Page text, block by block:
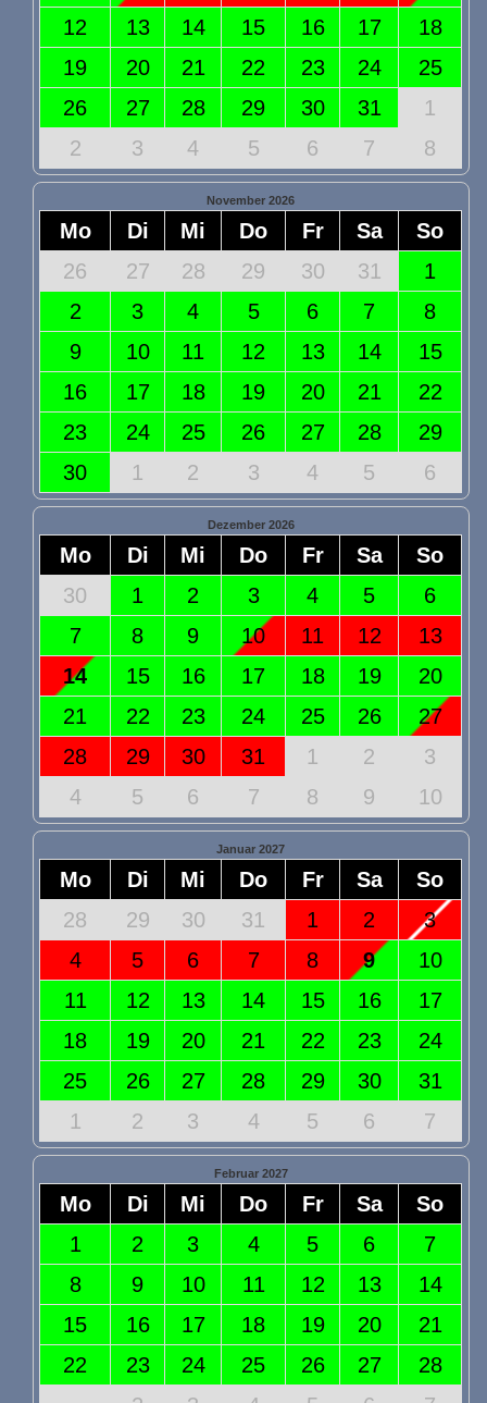
12 13 14 15 16 17
18
19
20 21 22 23 24
25
26
27 28 29 30 31
1
2
3 4 5 6 7 8
November 2026
Mo Di Mi Do Fr Sa
So
26
27 28 29 30 31
1
2
3 4 5 6 7
8
9
10 11 12 13 14
15
16
17 18 19 20 21
22
23
24 25 26 27 28
29
30
1 2 3 4 5 6
Dezember 2026
Mo Di Mi Do Fr Sa
So
30
1 2 3 4 5
6
7
8 9 10 11 12
13
14
15 16 17 18 19
20
21
22 23 24 25 26
27
28
29 30 31 1 2
3
4
5 6 7 8 9 10
Januar 2027
Mo Di Mi Do Fr Sa
So
28
29 30 31 1 2
3
4
5 6 7 8 9
10
11
12 13 14 15 16
17
18
19 20 21 22 23
24
25
26 27 28 29 30
31
1
2 3 4 5 6 7
Februar 2027
Mo Di Mi Do Fr Sa
So
1
2 3 4 5 6
7
8
9 10 11 12 13
14
15
16 17 18 19 20
21
22
23 24 25 26 27
28